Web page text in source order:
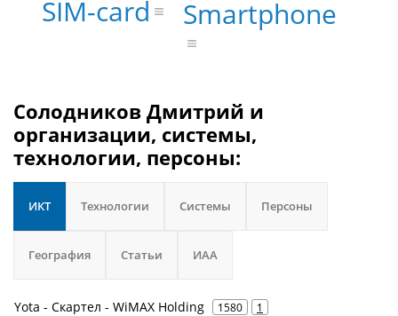
SIM-card Smartphone
Солодников Дмитрий и
организации, системы,
технологии, персоны:
ИКТ Технологии Системы Персоны
География Статьи ИАА
Yota - Скартел - WiMAX Holding 1580 1